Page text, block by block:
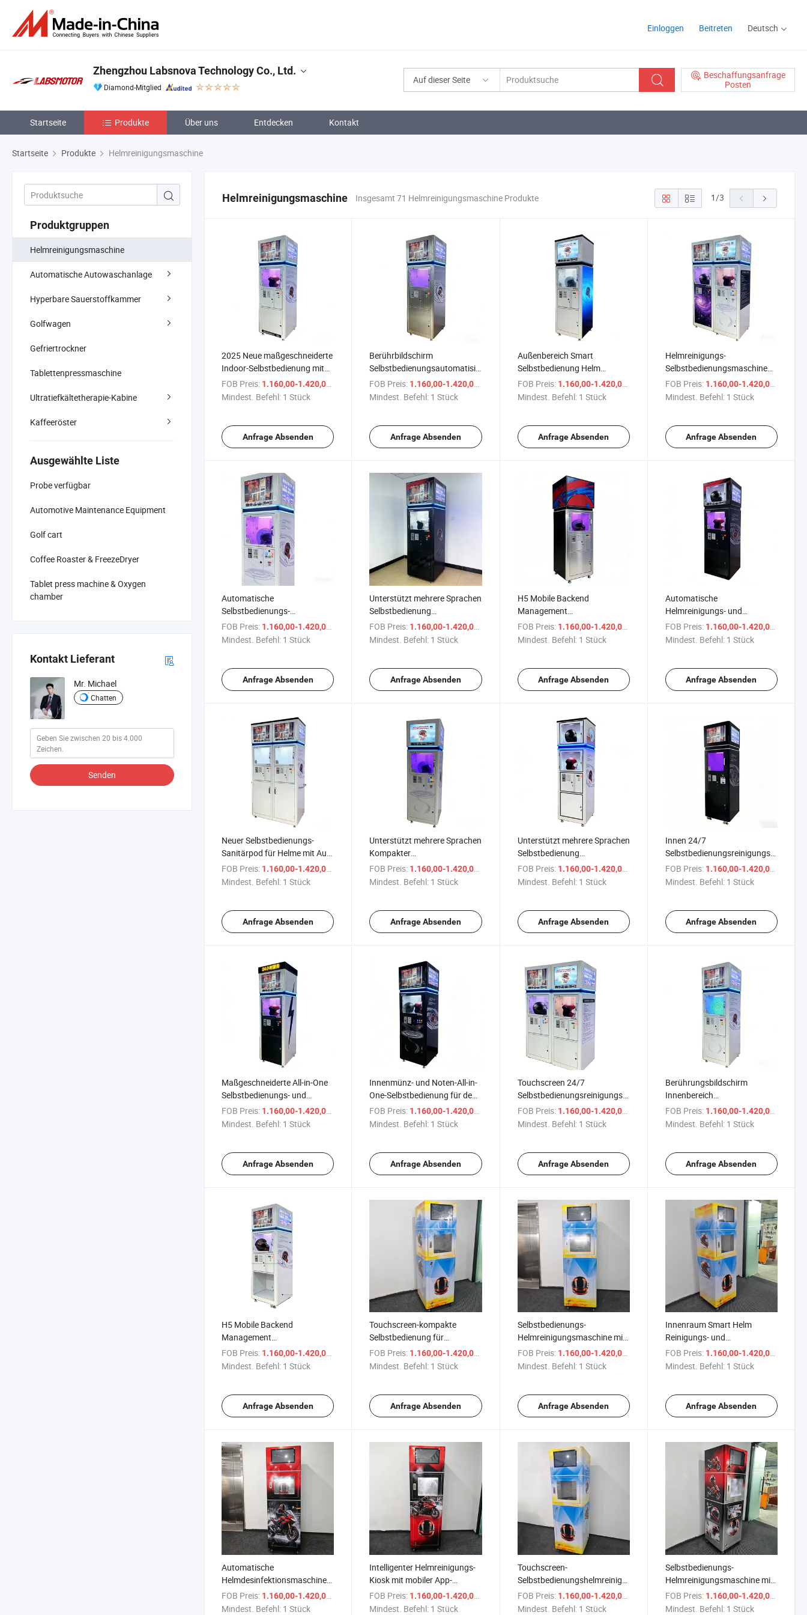
Einloggen Beitreten Deutsch
Auf dieser Seite
Beschaffungsanfrage
Posten
Zhengzhou Labsnova Technology Co., Ltd.
Diamond-Mitglied
Startseite Produkte Über uns Entdecken Kontakt
Startseite Produkte Helmreinigungsmaschine
Produktgruppen
Helmreinigungsmaschine
Automatische Autowaschanlage
Hyperbare Sauerstoffkammer
Golfwagen
Gefriertrockner
Tablettenpressmaschine
Ultratiefkältetherapie-Kabine
Kaffeeröster
Ausgewählte Liste
Probe verfügbar
Automotive Maintenance Equipment
Golf cart
Coffee Roaster & FreezeDryer
Tablet press machine & Oxygen
chamber
Kontakt Lieferant
Mr. Michael
Chatten
Senden
Helmreinigungsmaschine Insgesamt 71 Helmreinigungsmaschine Produkte 1/3
2025 Neue maßgeschneiderte
Indoor-Selbstbedienung mit
der Automa Intelligent Helmet
Cleaning Machine
FOB Preis: 1.160,00-1.420,00 $
Mindest. Befehl: 1 Stück
Anfrage Absenden
Berührbildschirm
Selbstbedienungsautomatisierte
Helmpflegeeinheit mit
Verkaufsautomat
FOB Preis: 1.160,00-1.420,00 $
Mindest. Befehl: 1 Stück
Anfrage Absenden
Außenbereich Smart
Selbstbedienung Helm
Schnelle Reinigung Trocknung
Verkaufsautomat
FOB Preis: 1.160,00-1.420,00 $
Mindest. Befehl: 1 Stück
Anfrage Absenden
Helmreinigungs-
Selbstbedienungsmaschine
Helmreinigungsmaschine
Automatisch
FOB Preis: 1.160,00-1.420,00 $
Mindest. Befehl: 1 Stück
Anfrage Absenden
Automatische
Selbstbedienungs-
Motorradhelm All-in-One
Reinigungs- und
FOB Preis: 1.160,00-1.420,00 $
Mindest. Befehl: 1 Stück
Anfrage Absenden
Unterstützt mehrere Sprachen
Selbstbedienung
Automatischer
Desinfektionsmittel:
Helmrreinigungsmaschine
FOB Preis: 1.160,00-1.420,00 $
Mindest. Befehl: 1 Stück
Anfrage Absenden
H5 Mobile Backend
Management
Selbstbedienungsautomatische
Waschmaschine mit UV-
FOB Preis: 1.160,00-1.420,00 $
Mindest. Befehl: 1 Stück
Anfrage Absenden
Automatische
Helmreinigungs- und
Desinfektions-
Selbstbedienungsverkaufsmaschine
Innenbereich
FOB Preis: 1.160,00-1.420,00 $
Mindest. Befehl: 1 Stück
Anfrage Absenden
Neuer Selbstbedienungs-
Sanitärpod für Helme mit Aut
Helmdesinfektionsmaschine
Verkaufsautomat
FOB Preis: 1.160,00-1.420,00 $
Mindest. Befehl: 1 Stück
Anfrage Absenden
Unterstützt mehrere Sprachen
Kompakter
Selbstbedienungsautomat für
automatisierte Helme
Helmverkaufsautomat
Reinigungsmaschine
FOB Preis: 1.160,00-1.420,00 $
Mindest. Befehl: 1 Stück
Anfrage Absenden
Unterstützt mehrere Sprachen
Selbstbedienung
Automatischer Desinfektor:
Reinigung, Helmut-
FOB Preis: 1.160,00-1.420,00 $
Mindest. Befehl: 1 Stück
Anfrage Absenden
Innen 24/7
Selbstbedienungsreinigungs-
und Desinfektionsautomatik
für Helme Verkaufsautomat
Helmdesinfektionsmaschine
FOB Preis: 1.160,00-1.420,00 $
Mindest. Befehl: 1 Stück
Anfrage Absenden
Maßgeschneiderte All-in-One
Selbstbedienungs- und
Helmräummaschine
FOB Preis: 1.160,00-1.420,00 $
Mindest. Befehl: 1 Stück
Anfrage Absenden
Innenmünz- und Noten-All-in-
One-Selbstbedienung für den
Kompaktverkaufsautomaten
Helmmaschine zur Reinigung
FOB Preis: 1.160,00-1.420,00 $
Mindest. Befehl: 1 Stück
Anfrage Absenden
Touchscreen 24/7
Selbstbedienungsreinigungs-
und Desinfektionshelm-
Desinfektionsmaschine
Verkaufsautomat
FOB Preis: 1.160,00-1.420,00 $
Mindest. Befehl: 1 Stück
Anfrage Absenden
Berührungsbildschirm
Innenbereich
Helmsterilisator
FOB Preis: 1.160,00-1.420,00 $
Mindest. Befehl: 1 Stück
Anfrage Absenden
H5 Mobile Backend
Management
Selbstbedienungsverkaufsgerät
für bedarfsgerechte C Helm
Reinigungsmaschine
FOB Preis: 1.160,00-1.420,00 $
Mindest. Befehl: 1 Stück
Anfrage Absenden
Touchscreen-kompakte
Selbstbedienung für
automatisierte Helme-
Reinigungsmaschine
FOB Preis: 1.160,00-1.420,00 $
Mindest. Befehl: 1 Stück
Anfrage Absenden
Selbstbedienungs-
Helmreinigungsmaschine mit
IoT-Konnektivität und Cloud-
Management
FOB Preis: 1.160,00-1.420,00 $
Mindest. Befehl: 1 Stück
Anfrage Absenden
Innenraum Smart Helm
Reinigungs- und
Desinfektionseinheit mit
Fernüberwachung
FOB Preis: 1.160,00-1.420,00 $
Mindest. Befehl: 1 Stück
Anfrage Absenden
Automatische
Helmdesinfektionsmaschine
für Sportstätten mit UV-C-
Licht
FOB Preis: 1.160,00-1.420,00 $
Mindest. Befehl: 1 Stück
Intelligenter Helmreinigungs-
Kiosk mit mobiler App-
Steuerung und
Echtzeitberichterstattung
FOB Preis: 1.160,00-1.420,00 $
Mindest. Befehl: 1 Stück
Touchscreen-
Selbstbedienungshelmreinigungsgerät
für E-Bike-Verleih
FOB Preis: 1.160,00-1.420,00 $
Mindest. Befehl: 1 Stück
Selbstbedienungs-
Helmreinigungsmaschine mit
anpassbaren
Waschprogrammen
FOB Preis: 1.160,00-1.420,00 $
Mindest. Befehl: 1 Stück